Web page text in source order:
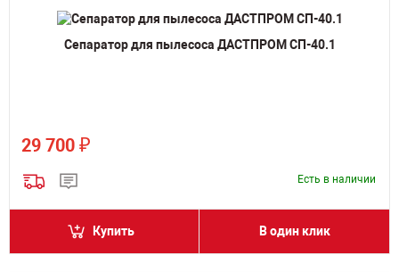
Сепаратор для пылесоса ДАСТПРОМ СП-40.1
29 700 ₽
Есть в наличии
Купить В один клик